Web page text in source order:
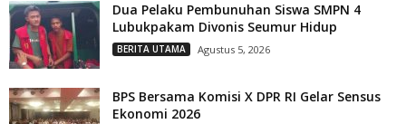
Dua Pelaku Pembunuhan Siswa SMPN 4
Lubukpakam Divonis Seumur Hidup
BERITA UTAMA Agustus 5, 2026
BPS Bersama Komisi X DPR RI Gelar Sensus
Ekonomi 2026